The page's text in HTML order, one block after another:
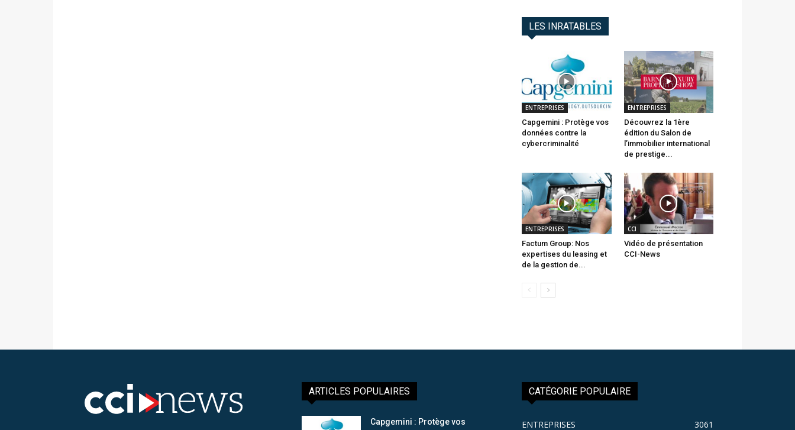
LES INRATABLES
ENTREPRISES
Capgemini : Protège vos
données contre la
cybercriminalité
ENTREPRISES
Découvrez la 1ère
édition du Salon de
l’immobilier international
de prestige...
ENTREPRISES
Factum Group: Nos
expertises du leasing et
de la gestion de...
CCI
Vidéo de présentation
CCI-News
ARTICLES POPULAIRES
Capgemini : Protège vos
CATÉGORIE POPULAIRE
ENTREPRISES 3061